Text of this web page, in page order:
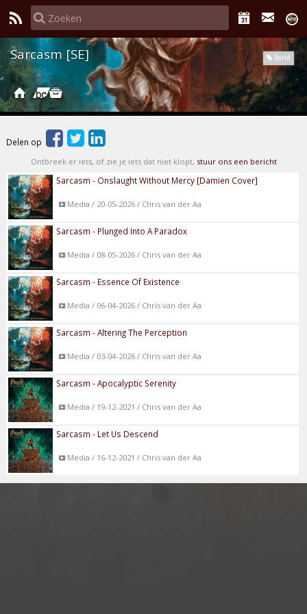
Band
Sarcasm [SE]
Delen op
Ontbreek er iets, of zie je iets dat niet klopt, stuur ons een bericht
Sarcasm - Onslaught Without Mercy [Damien Cover]
Media / 20-05-2026 / Chris van der Aa
Sarcasm - Plunged Into A Paradox
Media / 08-05-2026 / Chris van der Aa
Sarcasm - Essence Of Existence
Media / 06-04-2026 / Chris van der Aa
Sarcasm - Altering The Perception
Media / 03-04-2026 / Chris van der Aa
Sarcasm - Apocalyptic Serenity
Media / 19-12-2021 / Chris van der Aa
Sarcasm - Let Us Descend
Media / 16-12-2021 / Chris van der Aa